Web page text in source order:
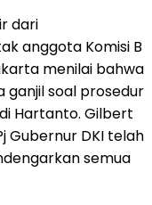
dari
anggota Komisi B
menilai bahwa
ganjil soal prosedur
Hartanto. Gilbert
Gubernur DKI telah
semua